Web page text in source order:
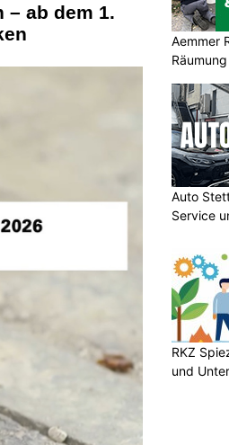
– ab dem 1.
Aemmer
Auto
Service
RKZ
und